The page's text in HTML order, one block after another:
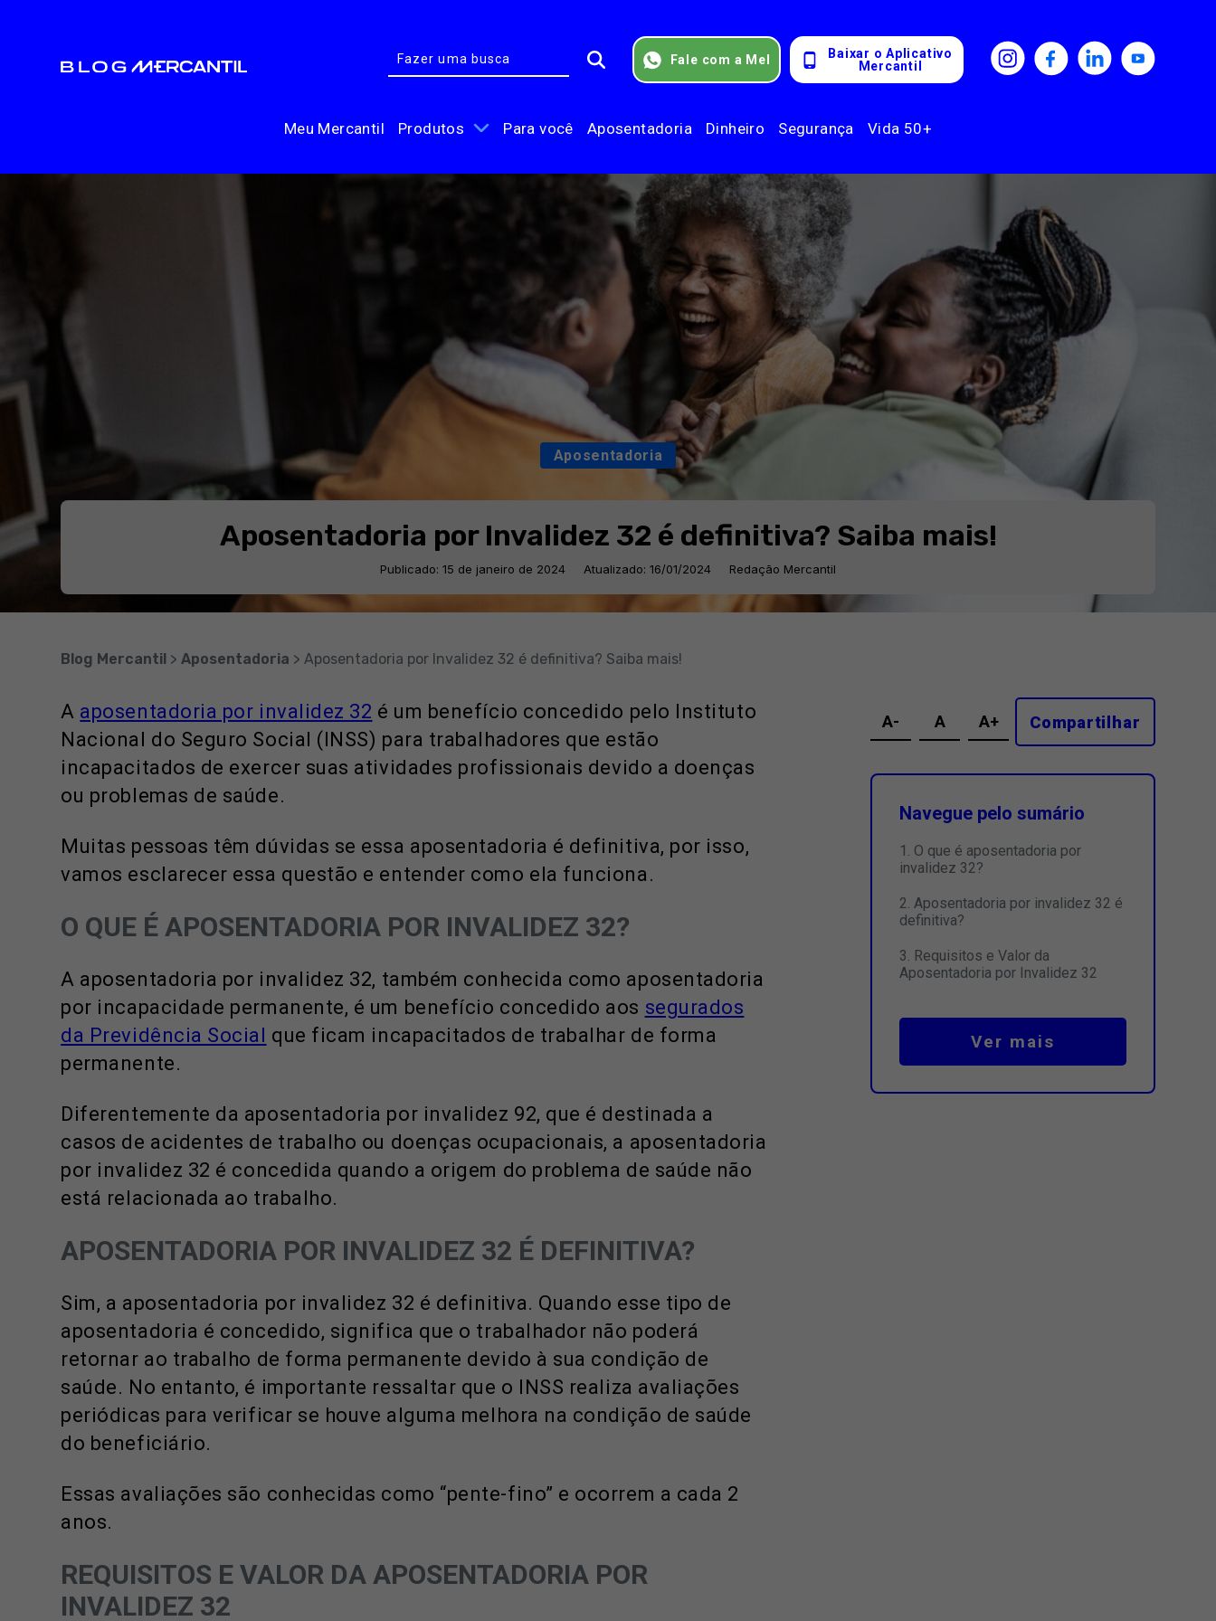
Fale com a Mel
Baixar o Aplicativo
Mercantil
Meu Mercantil Produtos Para você Aposentadoria Dinheiro Segurança Vida 50+
Aposentadoria
Aposentadoria por Invalidez 32 é definitiva? Saiba mais!
Publicado: 15 de janeiro de 2024 Atualizado: 16/01/2024 Redação Mercantil
Blog Mercantil >Aposentadoria > Aposentadoria por Invalidez 32 é definitiva? Saiba mais!
A aposentadoria por invalidez 32 é um benefício concedido pelo Instituto
Nacional do Seguro Social (INSS) para trabalhadores que estão
incapacitados de exercer suas atividades profissionais devido a doenças
ou problemas de saúde.
Muitas pessoas têm dúvidas se essa aposentadoria é definitiva, por isso,
vamos esclarecer essa questão e entender como ela funciona.
O QUE É APOSENTADORIA POR INVALIDEZ 32?
A aposentadoria por invalidez 32, também conhecida como aposentadoria
por incapacidade permanente, é um benefício concedido aos segurados
da Previdência Social que ficam incapacitados de trabalhar de forma
permanente.
Diferentemente da aposentadoria por invalidez 92, que é destinada a
casos de acidentes de trabalho ou doenças ocupacionais, a aposentadoria
por invalidez 32 é concedida quando a origem do problema de saúde não
está relacionada ao trabalho.
APOSENTADORIA POR INVALIDEZ 32 É DEFINITIVA?
Sim, a aposentadoria por invalidez 32 é definitiva. Quando esse tipo de
aposentadoria é concedido, significa que o trabalhador não poderá
retornar ao trabalho de forma permanente devido à sua condição de
saúde. No entanto, é importante ressaltar que o INSS realiza avaliações
periódicas para verificar se houve alguma melhora na condição de saúde
do beneficiário.
Essas avaliações são conhecidas como “pente-fino” e ocorrem a cada 2
anos.
REQUISITOS E VALOR DA APOSENTADORIA POR
INVALIDEZ 32
A- A A+ Compartilhar
Navegue pelo sumário
O que é aposentadoria por
invalidez 32?
Aposentadoria por invalidez 32 é
definitiva?
Requisitos e Valor da
Aposentadoria por Invalidez 32
Ver mais